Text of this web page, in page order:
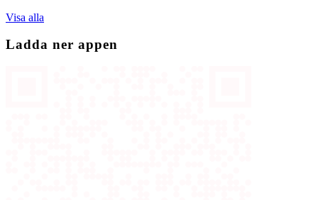
Visa alla
Ladda ner appen